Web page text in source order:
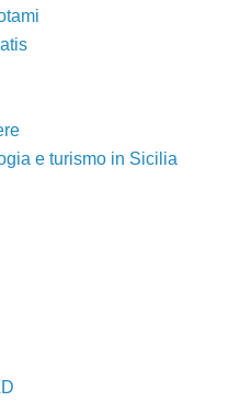
e turismo in Sicilia